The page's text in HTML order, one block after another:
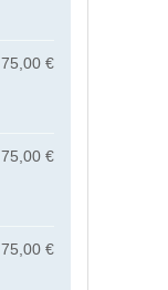
75,00 €
75,00 €
75,00 €